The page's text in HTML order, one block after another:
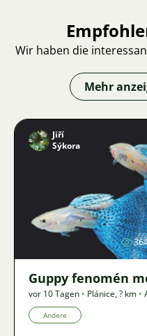
Wir haben die
Mehr
Jiří
Sýkora
Guppy fenomén
vor 10 Tagen • Plánice,? km •
Andere